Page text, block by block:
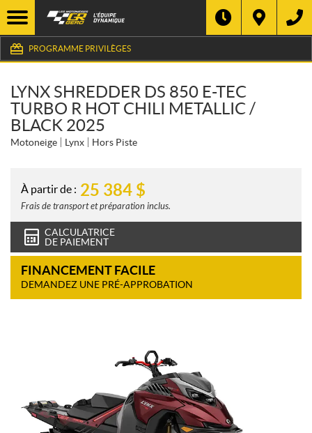
PROGRAMME PRIVILÈGES
LYNX SHREDDER DS 850 E-TEC
TURBO R HOT CHILI METALLIC /
BLACK 2025
Motoneige Lynx Hors Piste
À partir de : 25 384 $
Frais de transport et préparation inclus.
CALCULATRICE
DE PAIEMENT
FINANCEMENT FACILE
DEMANDEZ UNE PRÉ-APPROBATION